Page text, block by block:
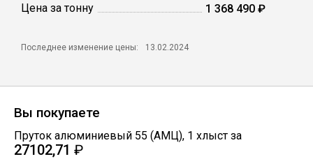
Круги абразивные
Скобо-гибочные изделия
Цена за тонну 1 368 490 ₽
Последнее изменение цены: 13.02.2024
Вы покупаете
Пруток алюминиевый 55 (АМЦ), 1 хлыст за
27102,71 ₽